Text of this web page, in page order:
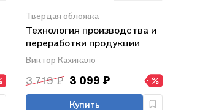
Твердая обложка
Технология производства и
переработки продукции
свиноводства. Учебник
Виктор Кахикало
3 719 ₽ 3 099 ₽
Купить